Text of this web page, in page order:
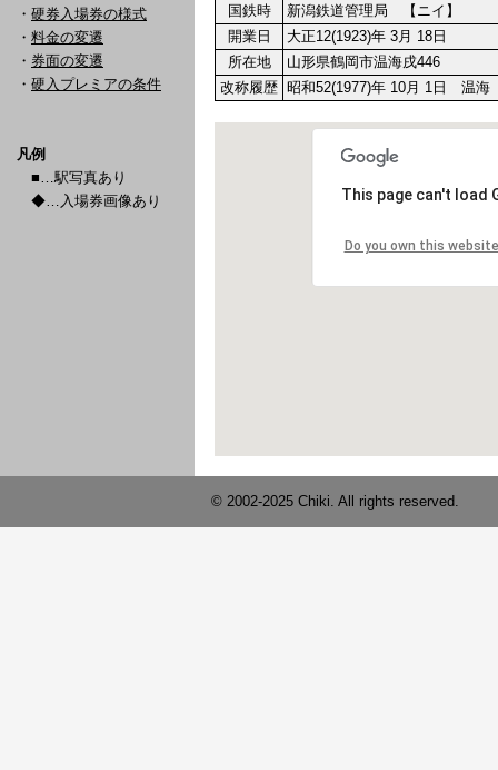
・ 硬券入場券の様式
・ 料金の変遷
・ 券面の変遷
・ 硬入プレミアの条件
凡例
■…駅写真あり
◆…入場券画像あり
国鉄時
新潟鉄道管理局 【ニイ】
開業日
大正12(1923)年 3月 18日
所在地
山形県鶴岡市温海戌446
改称履歴 昭和52(1977)年 10月 1日 温海
© 2002-2025 Chiki. All rights reserved.